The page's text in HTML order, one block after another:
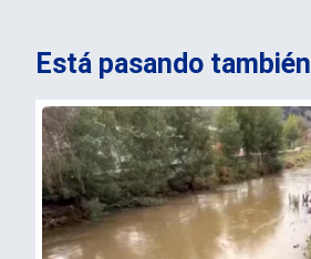
Está pasando también